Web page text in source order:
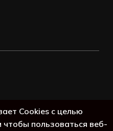
Cookies с целью
чтобы пользоваться веб-